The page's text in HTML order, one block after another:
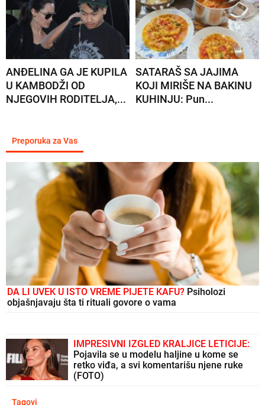
ANĐELINA GA JE KUPILA
U KAMBODŽI OD
NJEGOVIH RODITELJA,...
SATARAŠ SA JAJIMA
KOJI MIRIŠE NA BAKINU
KUHINJU: Pun...
Preporuka za Vas
DA LI UVEK U ISTO VREME PIJETE KAFU? Psiholozi
objašnjavaju šta ti rituali govore o vama
IMPRESIVNI IZGLED KRALJICE LETICIJE:
Pojavila se u modelu haljine u kome se
retko viđa, a svi komentarišu njene ruke
(FOTO)
Tagovi